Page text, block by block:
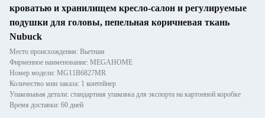
кроватью и хранилищем кресло-салон и регулируемые
подушки для головы, пепельная коричневая ткань
Nubuck
Место происхождения: Вьетнам
Фирменное наименование: MEGAHOME
Номер модели: MG11B6827MR
Количество мин заказа: 1 контейнер
Упаковывая детали: стандартная упаковка для экспорта на картонной коробке
Время доставки: 60 дней